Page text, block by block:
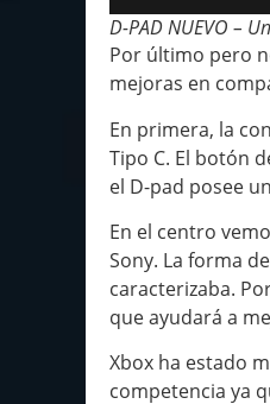
D-PAD NUEVO –
Por último pero
mejoras en
En primera, la
Tipo C. El botón
el D-pad posee
En el centro
Sony. La forma
caracterizaba.
que ayudará a
Xbox ha estado
competencia ya